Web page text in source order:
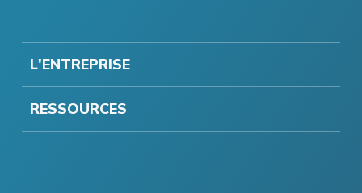
L'ENTREPRISE
RESSOURCES